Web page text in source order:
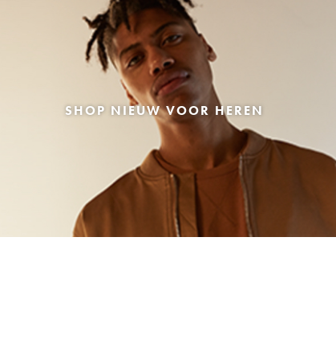
SHOP NIEUW VOOR HEREN